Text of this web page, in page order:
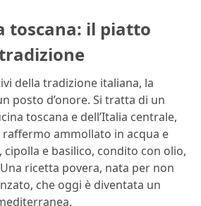
toscana: il piatto
della tradizione italiana, la
posto d’onore. Si tratta di un
toscana e dell’Italia centrale,
ammollato in acqua e
e basilico, condito con olio,
ricetta povera, nata per non
che oggi è diventata un